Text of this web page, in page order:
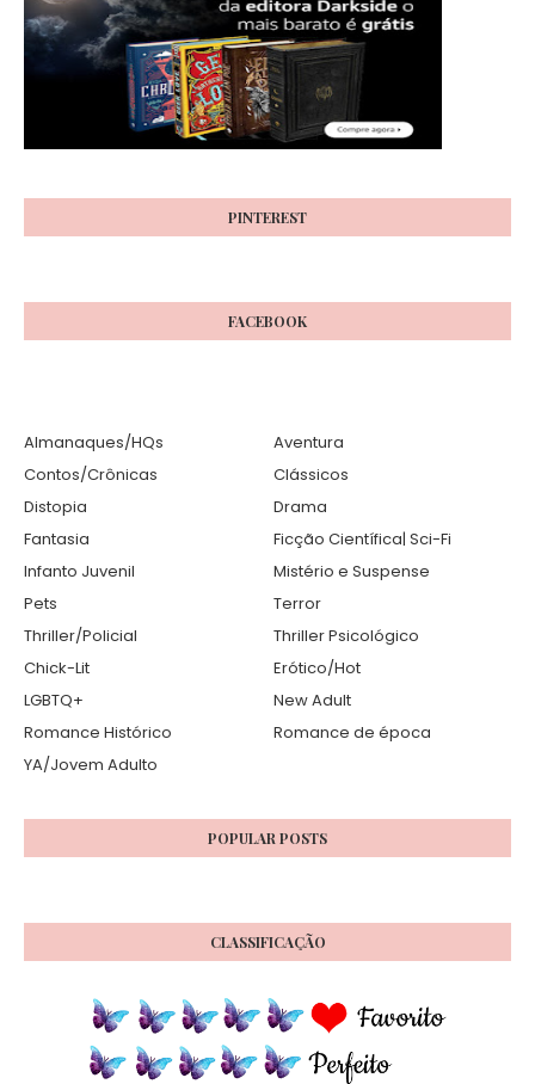
PINTEREST
FACEBOOK
Almanaques/HQs
Aventura
Contos/Crônicas
Clássicos
Distopia
Drama
Fantasia
Ficção Científica| Sci-Fi
Infanto Juvenil
Mistério e Suspense
Pets
Terror
Thriller/Policial
Thriller Psicológico
Chick-Lit
Erótico/Hot
LGBTQ+
New Adult
Romance Histórico
Romance de época
YA/Jovem Adulto
POPULAR POSTS
CLASSIFICAÇÃO